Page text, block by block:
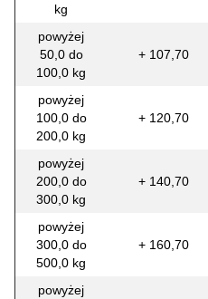
kg
powyżej
50,0 do
100,0 kg
+ 107,70
powyżej
100,0 do
200,0 kg
+ 120,70
powyżej
200,0 do
300,0 kg
+ 140,70
powyżej
300,0 do
500,0 kg
+ 160,70
powyżej